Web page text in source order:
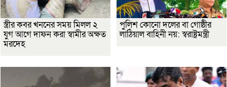
স্ত্রীর কবর খননের সময় মিলল ২
যুগ আগে দাফন করা স্বামীর অক্ষত
মরদেহ
পুলিশ কোনো দলের বা গোষ্ঠীর
লাঠিয়াল বাহিনী নয়: স্বরাষ্ট্রমন্ত্রী